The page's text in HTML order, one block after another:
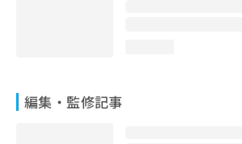
編集・監修記事